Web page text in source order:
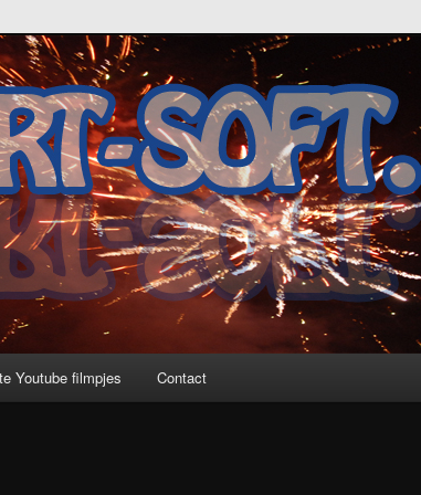
Youtube filmpjes Contact